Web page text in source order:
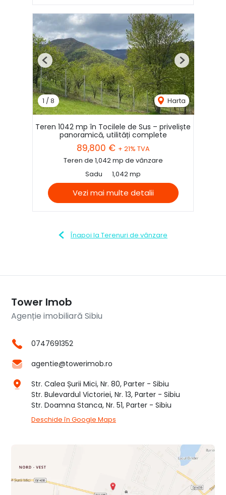
1 /8 Harta
Previous Next
Teren 1042 mp în Tocilele de Sus – priveliște
panoramică, utilități complete
89,800 € + 21% TVA
Teren de 1,042 mp de vânzare
Sadu
1,042 mp
Vezi mai multe detalii
Înapoi la Terenuri de vânzare
Tower Imob
Agenție imobiliară Sibiu
0747691352
agentie@towerimob.ro
Str. Calea Șurii Mici, Nr. 80, Parter - Sibiu
Str. Bulevardul Victoriei, Nr. 13, Parter - Sibiu
Str. Doamna Stanca, Nr. 51, Parter - Sibiu
Deschide în Google Maps